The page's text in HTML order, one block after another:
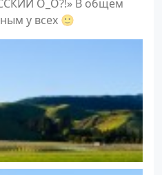
О_О?!» В общем
у всех 🙂